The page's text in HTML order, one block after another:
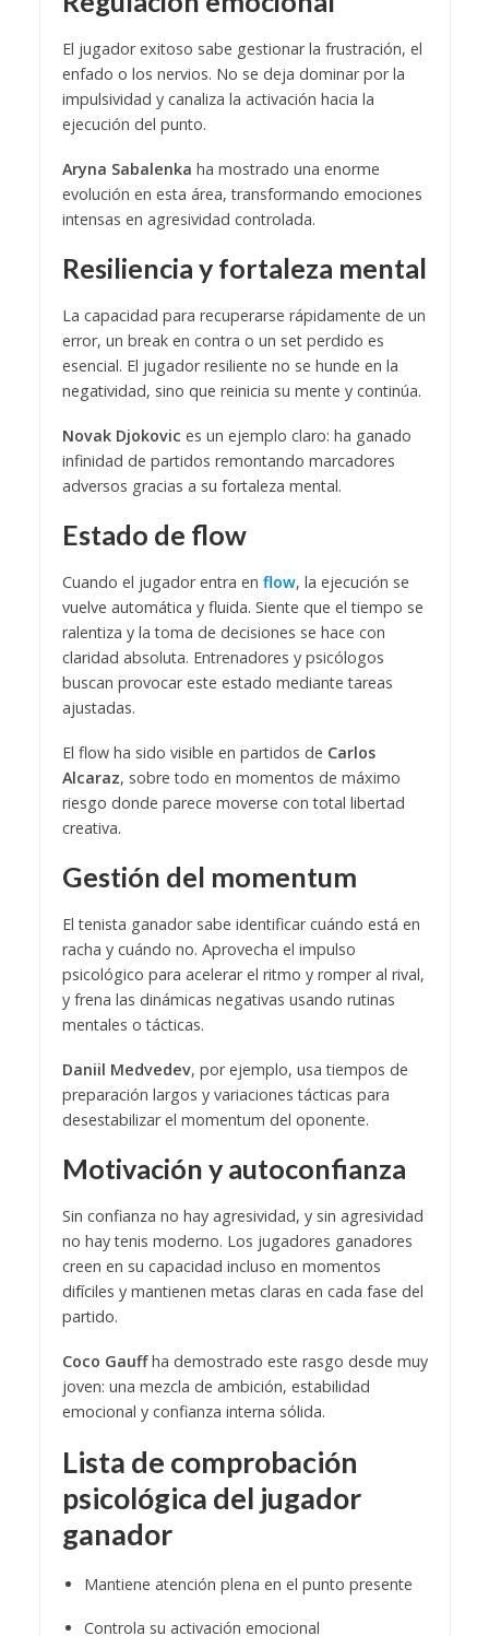
El jugador exitoso sabe gestionar la frustración, el
enfado o los nervios. No se deja dominar por la
impulsividad y canaliza la activación hacia la
ejecución del punto.
Aryna Sabalenka ha mostrado una enorme
evolución en esta área, transformando emociones
intensas en agresividad controlada.
Resiliencia y fortaleza mental
La capacidad para recuperarse rápidamente de un
error, un break en contra o un set perdido es
esencial. El jugador resiliente no se hunde en la
negatividad, sino que reinicia su mente y continúa.
Novak Djokovic es un ejemplo claro: ha ganado
infinidad de partidos remontando marcadores
adversos gracias a su fortaleza mental.
Estado de flow
Cuando el jugador entra en flow, la ejecución se
vuelve automática y fluida. Siente que el tiempo se
ralentiza y la toma de decisiones se hace con
claridad absoluta. Entrenadores y psicólogos
buscan provocar este estado mediante tareas
ajustadas.
El flow ha sido visible en partidos de Carlos
Alcaraz, sobre todo en momentos de máximo
riesgo donde parece moverse con total libertad
creativa.
Gestión del momentum
El tenista ganador sabe identificar cuándo está en
racha y cuándo no. Aprovecha el impulso
psicológico para acelerar el ritmo y romper al rival,
y frena las dinámicas negativas usando rutinas
mentales o tácticas.
Daniil Medvedev, por ejemplo, usa tiempos de
preparación largos y variaciones tácticas para
desestabilizar el momentum del oponente.
Motivación y autoconfianza
Sin confianza no hay agresividad, y sin agresividad
no hay tenis moderno. Los jugadores ganadores
creen en su capacidad incluso en momentos
difíciles y mantienen metas claras en cada fase del
partido.
Coco Gauffha demostrado este rasgo desde muy
joven: una mezcla de ambición, estabilidad
emocional y confianza interna sólida.
Lista de comprobación
psicológica del jugador
ganador
Mantiene atención plena en el punto presente
Controla su activación emocional